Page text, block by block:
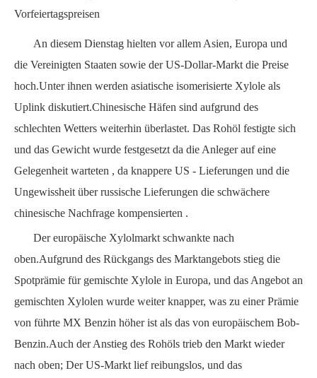
Vorfeiertagspreisen
An diesem Dienstag hielten vor allem Asien, Europa und
die Vereinigten Staaten sowie der US-Dollar-Markt die Preise
hoch.Unter ihnen werden asiatische isomerisierte Xylole als
Uplink diskutiert.Chinesische Häfen sind aufgrund des
schlechten Wetters weiterhin überlastet. Das Rohöl festigte sich
und das Gewicht wurde festgesetzt da die Anleger auf eine
Gelegenheit warteten , da knappere US - Lieferungen und die
Ungewissheit über russische Lieferungen die schwächere
chinesische Nachfrage kompensierten .
Der europäische Xylolmarkt schwankte nach
oben.Aufgrund des Rückgangs des Marktangebots stieg die
Spotprämie für gemischte Xylole in Europa, und das Angebot an
gemischten Xylolen wurde weiter knapper, was zu einer Prämie
von führte MX Benzin höher ist als das von europäischem Bob-
Benzin.Auch der Anstieg des Rohöls trieb den Markt wieder
nach oben; Der US-Markt lief reibungslos, und das